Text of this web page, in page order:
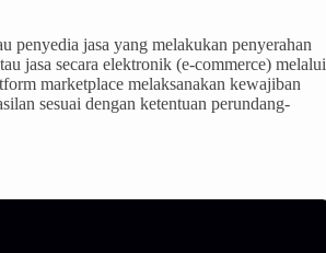
penyedia jasa yang melakukan penyerahan
jasa secara elektronik (e-commerce) melalui
marketplace melaksanakan kewajiban
sesuai dengan ketentuan perundang-